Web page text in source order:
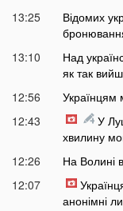
13:25
Відомих
бронювання
13:10
Над
як так
12:56
Українцям
12:43
У
хвилину
12:26
На Волині
12:07
анонімні